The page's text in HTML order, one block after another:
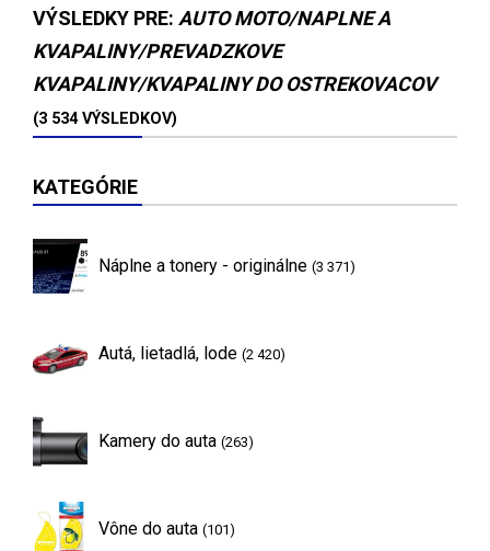
VÝSLEDKY PRE: AUTO MOTO/NAPLNE A
KVAPALINY/PREVADZKOVE
KVAPALINY/KVAPALINY DO OSTREKOVACOV
(3 534 VÝSLEDKOV)
KATEGÓRIE
Náplne a tonery - originálne (3 371)
Autá, lietadlá, lode (2 420)
Kamery do auta (263)
Vône do auta (101)